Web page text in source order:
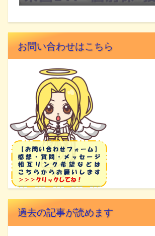
お問い合わせはこちら
過去の記事が読めます